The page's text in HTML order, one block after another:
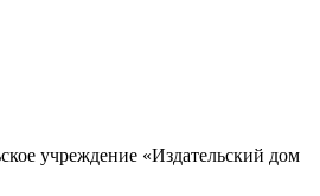
учреждение «Издательский дом